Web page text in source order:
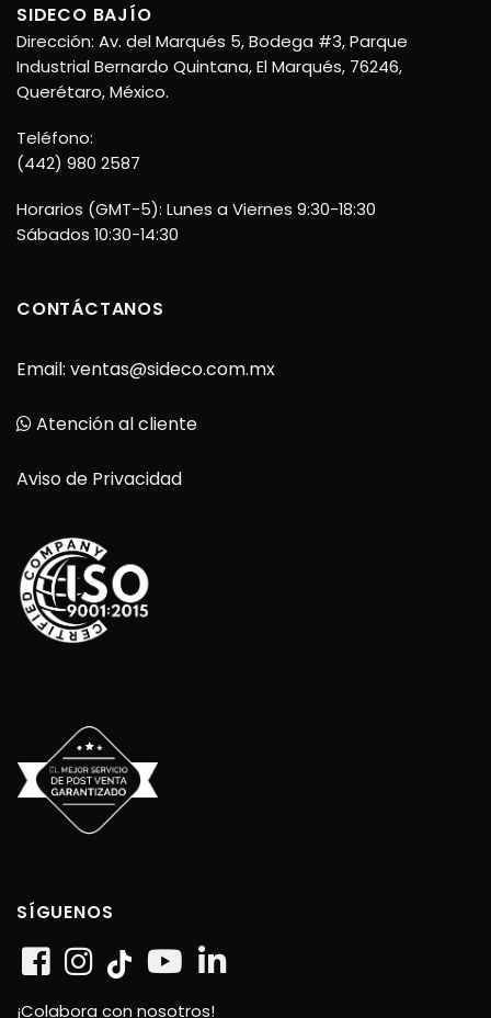
SIDECO BAJÍO
Dirección: Av. del Marqués 5, Bodega #3, Parque
Industrial Bernardo Quintana, El Marqués, 76246,
Querétaro, México.
Teléfono:
(442) 980 2587
Horarios (GMT-5): Lunes a Viernes 9:30-18:30
Sábados 10:30-14:30
CONTÁCTANOS
Email: ventas@sideco.com.mx
Atención al cliente
Aviso de Privacidad
SÍGUENOS
¡Colabora con nosotros!